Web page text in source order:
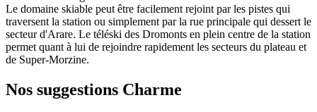
Le domaine skiable peut être facilement rejoint par les pistes qui
traversent la station ou simplement par la rue principale qui dessert le
secteur d'Arare. Le téléski des Dromonts en plein centre de la station
permet quant à lui de rejoindre rapidement les secteurs du plateau et
de Super-Morzine.
Nos suggestions Charme